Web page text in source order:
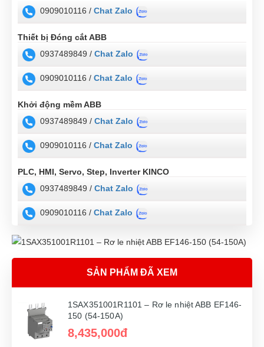
0909010116 / Chat Zalo
Thiết bị Đóng cắt ABB
0937489849 / Chat Zalo
0909010116 / Chat Zalo
Khởi động mềm ABB
0937489849 / Chat Zalo
0909010116 / Chat Zalo
PLC, HMI, Servo, Step, Inverter KINCO
0937489849 / Chat Zalo
0909010116 / Chat Zalo
SẢN PHẨM ĐÃ XEM
1SAX351001R1101 – Rơ le nhiệt ABB EF146-
150 (54-150A)
8,435,000đ